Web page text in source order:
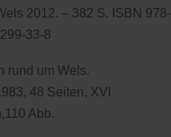
2012. – 382 S. ISBN 978-
33-8
rund um Wels.
48 Seiten, XVI
Abb.